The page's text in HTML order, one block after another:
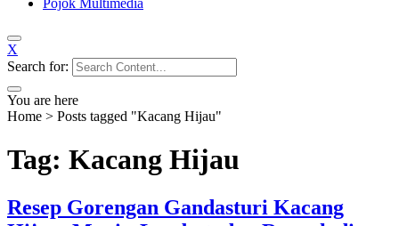
X
Search for:
You are here
Home > Posts tagged "Kacang Hijau"
Tag: Kacang Hijau
Resep Gorengan Gandasturi Kacang